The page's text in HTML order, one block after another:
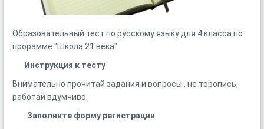
Образовательный тест по русскому языку для 4 класса по
прорамме "Школа 21 века"
Инструкция к тесту
Внимательно прочитай задания и вопросы , не торопись,
работай вдумчиво.
Заполните форму регистрации